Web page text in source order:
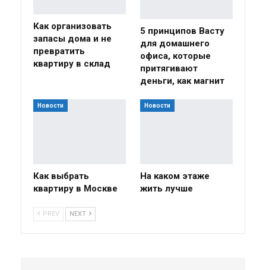
Как организовать
запасы дома и не
превратить
квартиру в склад
5 принципов Васту
для домашнего
офиса, которые
притягивают
деньги, как магнит
Новости
Как выбрать
квартиру в Москве
Новости
На каком этаже
жить лучше
PREV NEXT